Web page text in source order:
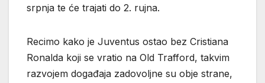
srpnja te će trajati do 2. rujna.
Recimo kako je Juventus ostao bez Cristiana
Ronalda koji se vratio na Old Trafford, takvim
razvojem događaja zadovoljne su obje strane,